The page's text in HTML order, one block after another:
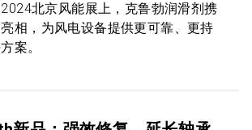
北京风能展上，克鲁勃润滑剂携
相，为风电设备提供更可靠、更持
案。